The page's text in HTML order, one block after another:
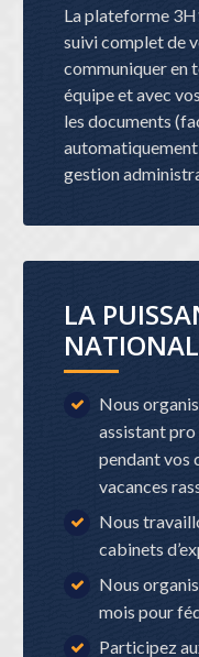
La plateforme
suivi complet de
communiquer en
équipe et avec
les documents
gestion
LA
NATIONAL
Nous
assistant pro
pendant vos
vacances
Nous
cabinets
Nous
mois pour
Participez